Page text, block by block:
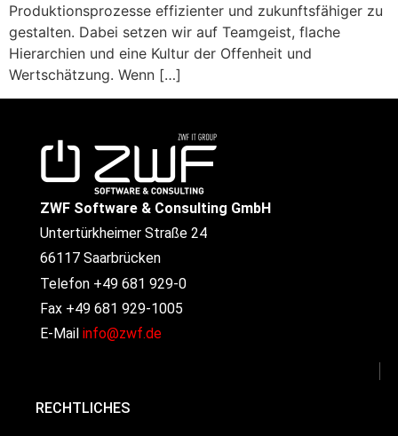
Produktionsprozesse effizienter und zukunftsfähiger zu
gestalten. Dabei setzen wir auf Teamgeist, flache
Hierarchien und eine Kultur der Offenheit und
Wertschätzung. Wenn […]
ZWF Software & Consulting GmbH
Untertürkheimer Straße 24
66117 Saarbrücken
Telefon +49 681 929-0
Fax +49 681 929-1005
E-Mail info@zwf.de
RECHTLICHES